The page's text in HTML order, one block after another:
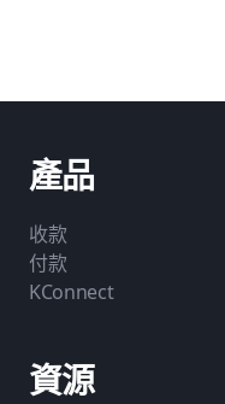
產品
收款
付款
KConnect
資源